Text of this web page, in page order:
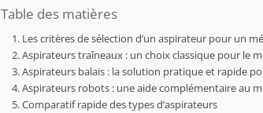
Table des matières
Les critères de sélection d’un aspirateur pour un
Aspirateurs traîneaux : un choix classique pour le
Aspirateurs balais : la solution pratique et rapide
Aspirateurs robots : une aide complémentaire au
Comparatif rapide des types d’aspirateurs